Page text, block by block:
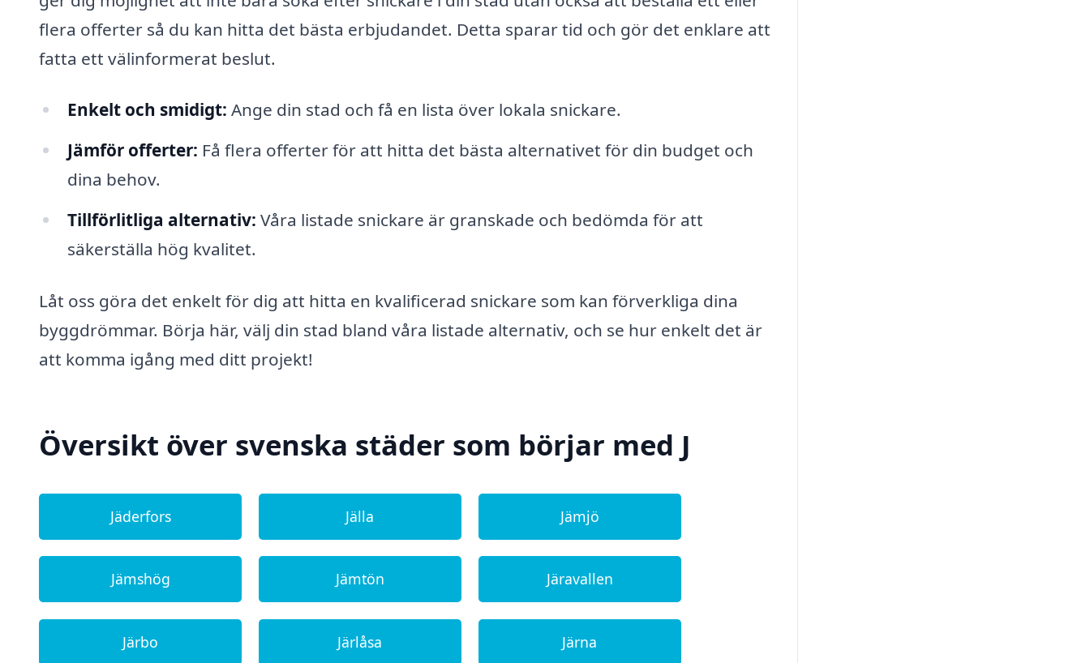
flera offerter så du kan hitta det bästa erbjudandet. Detta sparar tid och gör det enklare att
fatta ett välinformerat beslut.
Enkelt och smidigt: Ange din stad och få en lista över lokala snickare.
Jämför offerter: Få flera offerter för att hitta det bästa alternativet för din budget och
dina behov.
Tillförlitliga alternativ: Våra listade snickare är granskade och bedömda för att
säkerställa hög kvalitet.
Låt oss göra det enkelt för dig att hitta en kvalificerad snickare som kan förverkliga dina
byggdrömmar. Börja här, välj din stad bland våra listade alternativ, och se hur enkelt det är
att komma igång med ditt projekt!
Översikt över svenska städer som börjar med J
Jäderfors Jälla Jämjö
Jämshög Jämtön Järavallen
Järbo Järlåsa Järna